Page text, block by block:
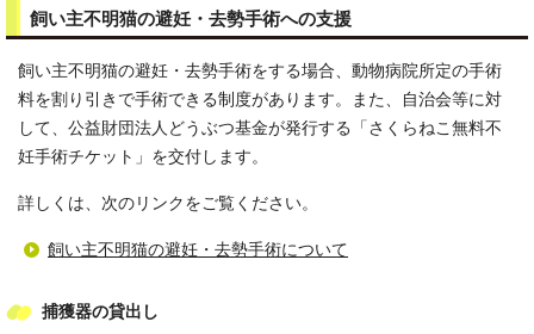
飼い主不明猫の避妊・去勢手術への支援
飼い主不明猫の避妊・去勢手術をする場合、動物病院所定の手術
料を割り引きで手術できる制度があります。また、自治会等に対
して、公益財団法人どうぶつ基金が発行する「さくらねこ無料不
妊手術チケット」を交付します。
詳しくは、次のリンクをご覧ください。
飼い主不明猫の避妊・去勢手術について
捕獲器の貸出し